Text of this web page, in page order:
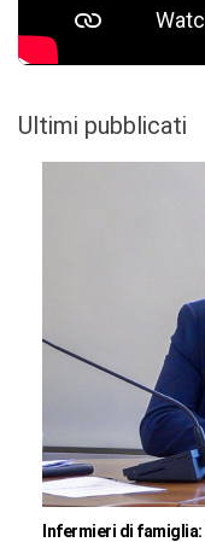
Ultimi pubblicati
Infermieri di